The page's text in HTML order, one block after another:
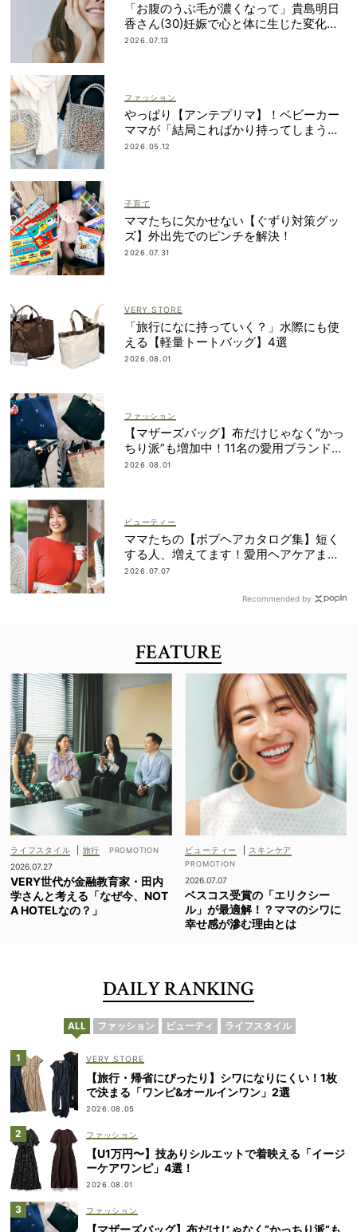
「お腹のうぶ毛が濃くなって」貴島明日
香さん(30)妊娠で心と体に生じた変化も
「愛しいです」
2026.07.13
ファッション
やっぱり【アンテプリマ】！ベビーカー
ママが「結局こればかり持ってしまう」
納得の理由
2026.05.12
子育て
ママたちに欠かせない【ぐずり対策グッ
ズ】外出先でのピンチを解決！
2026.07.31
VERY STORE
「旅行になに持っていく？」水際にも使
える【軽量トートバッグ】4選
2026.08.01
ファッション
【マザーズバッグ】布だけじゃなく“かっ
ちり派”も増加中！11名の愛用ブランド
は？
2026.08.01
ビューティー
ママたちの【ボブヘアカタログ集】短く
する人、増えてます！愛用ヘアケアまで
全部見せ
2026.07.07
Recommended by
FEATURE
ライフスタイル
旅行
2026.07.27
VERY世代が金融教育家・田内
学さんと考える「なぜ今、NOT
A HOTELなの？」
ビューティー スキンケア
2026.07.07
ベスコス受賞の「エリクシー
ル」が最適解！？ママのシワに
幸せ感が滲む理由とは
DAILY RANKING
ALL ファッション ビューティ ライフスタイル
VERY STORE
【旅行・帰省にぴったり】シワになりにくい！1枚
で決まる「ワンピ&オールインワン」2選
2026.08.05
ファッション
【U1万円〜】技ありシルエットで着映える「イージ
ーケアワンピ」4選！
2026.08.01
ファッション